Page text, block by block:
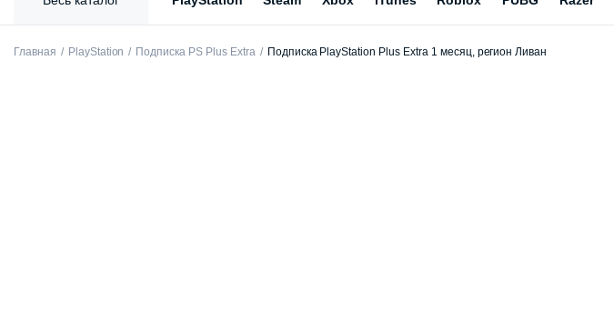
Главная PlayStation Подписка PS Plus Extra Подписка PlayStation Plus Extra 1 месяц, регион Ливан